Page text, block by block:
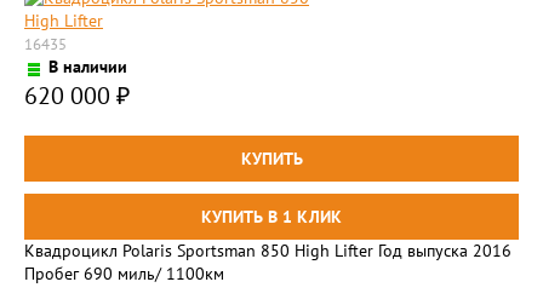
16435
В наличии
620 000 ₽
Квадроцикл Polaris Sportsman 850 High Lifter Год выпуска 2016
Пробег 690 миль/ 1100км